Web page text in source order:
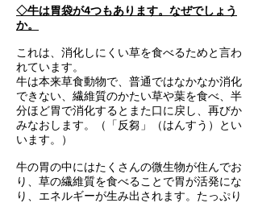
◇牛は胃袋が4つもあります。なぜでしょう
か。
これは、消化しにくい草を食べるためと言わ
れています。
牛は本来草食動物で、普通ではなかなか消化
できない、繊維質のかたい草や葉を食べ、半
分ほど胃で消化するとまた口に戻し、再びか
みなおします。（「反芻」（はんすう）とい
います。）
牛の胃の中にはたくさんの微生物が住んでお
り、草の繊維質を食べることで胃が活発にな
り、エネルギーが生み出されます。たっぷり